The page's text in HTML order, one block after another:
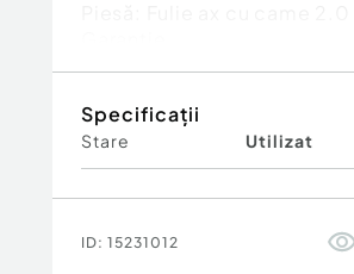
Specificații
Stare Utilizat
ID: 15231012